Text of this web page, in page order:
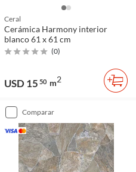
Ceral
Cerámica Harmony interior
blanco 61 x 61 cm
(0)
USD 15 50 m2
comparar